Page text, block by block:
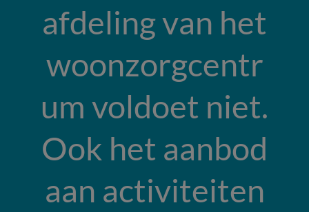
afdeling van het
woonzorgcentr
um voldoet niet.
Ook het aanbod
aan activiteiten